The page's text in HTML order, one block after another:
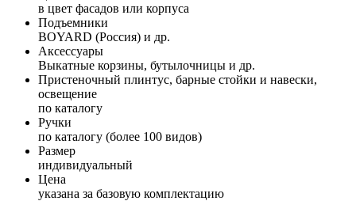
в цвет фасадов или корпуса
Подъемники
BOYARD (Россия) и др.
Аксессуары
Выкатные корзины, бутылочницы и др.
Пристеночный плинтус, барные стойки и навески,
освещение
по каталогу
Ручки
по каталогу (более 100 видов)
Размер
индивидуальный
Цена
указана за базовую комплектацию